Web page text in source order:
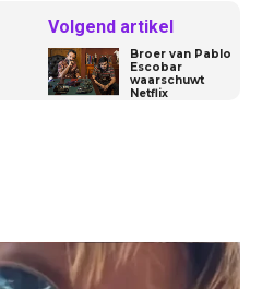
Volgend artikel
Broer van Pablo
Escobar
waarschuwt
Netflix